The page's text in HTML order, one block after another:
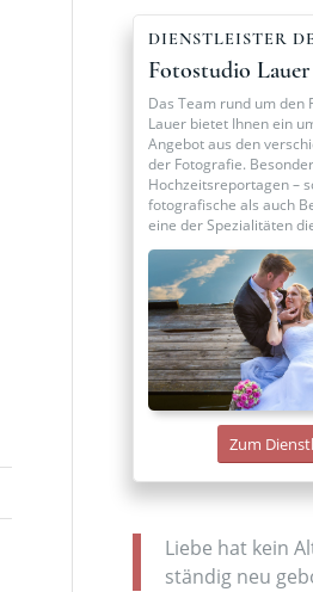
DIENSTLEISTER
Fotostudio Lauer
Das Team rund um den
Lauer bietet Ihnen ein
Angebot aus den
der Fotografie.
Hochzeitsreportagen –
fotografische als auch
eine der Spezialitäten
Zum
Liebe hat kein
ständig neu